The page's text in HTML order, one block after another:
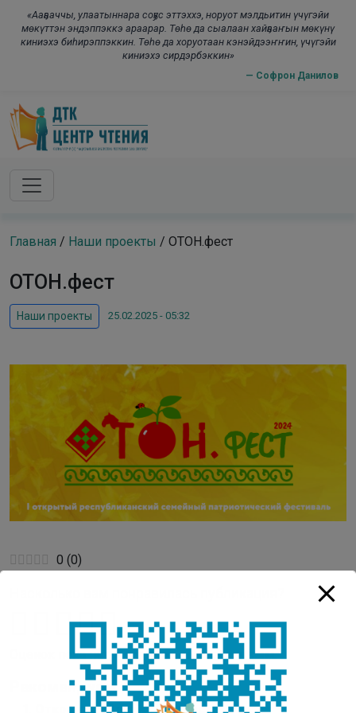
«Ааҕааччы, улаатыннара соҕус эттэххэ, норуот мэлдьитин үчүгэйи
мөкүттэн эндэппэккэ араарар. Төһө да сыалаан хайҕааҥын мөкүнү
киниэхэ биһирэппэккин. Төһө да хоруотаан кэнэйдээҥҥин, үчүгэйи
киниэхэ сирдэрбэккин»
— Софрон Данилов
Skip to main content
Главная / Наши проекты / ОТОН.фест
ОТОН.фест
Наши проекты 25.02.2025 - 05:32
0 (0)
Оценок пока нет. Поставьте оценку первым.
Рекомендуем:
Открытие “Арктик Бук Фест”